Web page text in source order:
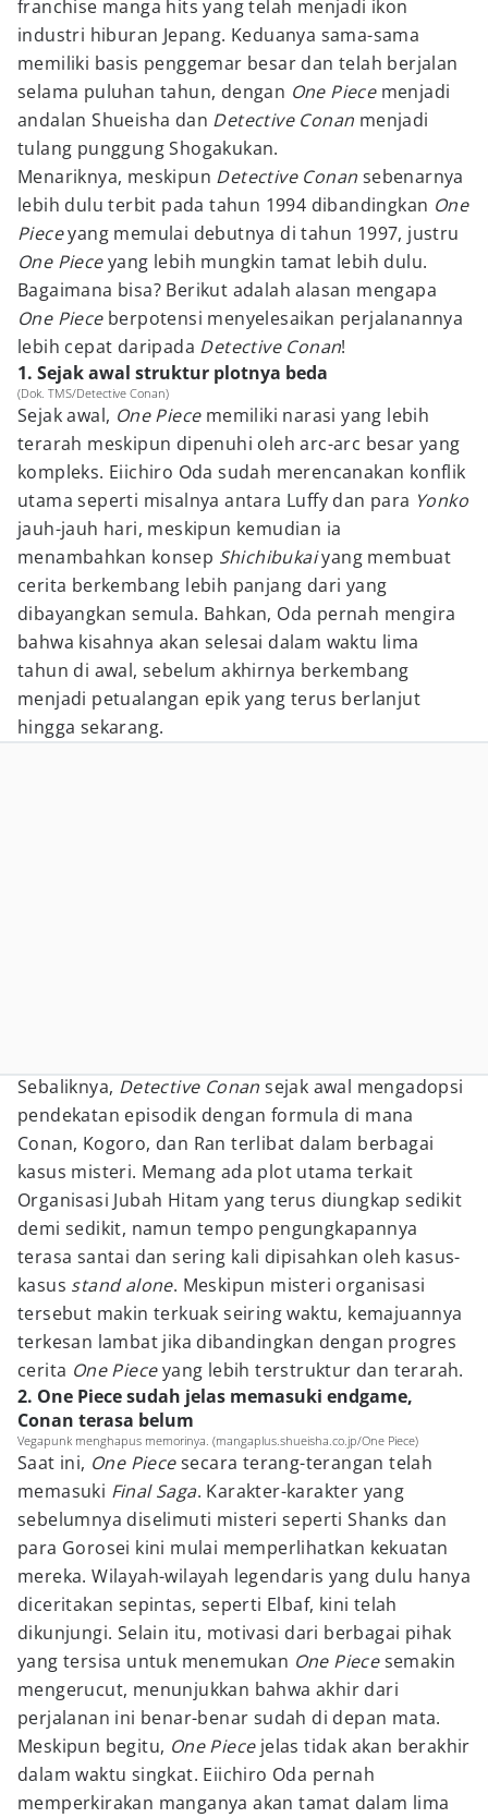
franchise manga hits yang telah menjadi ikon
industri hiburan Jepang. Keduanya sama-sama
memiliki basis penggemar besar dan telah berjalan
selama puluhan tahun, dengan One Piecemenjadi
andalan Shueisha dan Detective Conan menjadi
tulang punggung Shogakukan.
Menariknya, meskipun Detective Conan sebenarnya
lebih dulu terbit pada tahun 1994 dibandingkan One
Pieceyang memulai debutnya di tahun 1997, justru
One Pieceyang lebih mungkin tamat lebih dulu.
Bagaimana bisa? Berikut adalah alasan mengapa
One Pieceberpotensi menyelesaikan perjalanannya
lebih cepat daripada Detective Conan!
1. Sejak awal struktur plotnya beda
(Dok. TMS/Detective Conan)
Sejak awal, One Piecememiliki narasi yang lebih
terarah meskipun dipenuhi oleh arc-arc besar yang
kompleks. Eiichiro Oda sudah merencanakan konflik
utama seperti misalnya antara Luffy dan para Yonko
jauh-jauh hari, meskipun kemudian ia
menambahkan konsep Shichibukaiyang membuat
cerita berkembang lebih panjang dari yang
dibayangkan semula. Bahkan, Oda pernah mengira
bahwa kisahnya akan selesai dalam waktu lima
tahun di awal, sebelum akhirnya berkembang
menjadi petualangan epik yang terus berlanjut
hingga sekarang.
Sebaliknya, Detective Conan sejak awal mengadopsi
pendekatan episodik dengan formula di mana
Conan, Kogoro, dan Ran terlibat dalam berbagai
kasus misteri. Memang ada plot utama terkait
Organisasi Jubah Hitam yang terus diungkap sedikit
demi sedikit, namun tempo pengungkapannya
terasa santai dan sering kali dipisahkan oleh kasus-
kasus stand alone. Meskipun misteri organisasi
tersebut makin terkuak seiring waktu, kemajuannya
terkesan lambat jika dibandingkan dengan progres
cerita One Pieceyang lebih terstruktur dan terarah.
2. One Piece sudah jelas memasuki endgame,
Conan terasa belum
Vegapunk menghapus memorinya. (mangaplus.shueisha.co.jp/One Piece)
Saat ini, One Piecesecara terang-terangan telah
memasuki Final Saga. Karakter-karakter yang
sebelumnya diselimuti misteri seperti Shanks dan
para Gorosei kini mulai memperlihatkan kekuatan
mereka. Wilayah-wilayah legendaris yang dulu hanya
diceritakan sepintas, seperti Elbaf, kini telah
dikunjungi. Selain itu, motivasi dari berbagai pihak
yang tersisa untuk menemukan One Piecesemakin
mengerucut, menunjukkan bahwa akhir dari
perjalanan ini benar-benar sudah di depan mata.
Meskipun begitu, One Piecejelas tidak akan berakhir
dalam waktu singkat. Eiichiro Oda pernah
memperkirakan manganya akan tamat dalam lima